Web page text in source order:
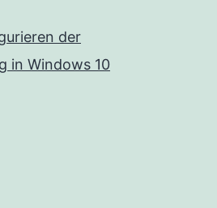
der
in Windows 10